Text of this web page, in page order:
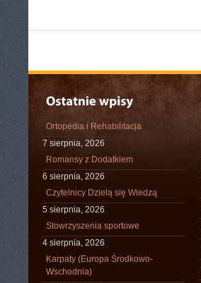
Ortopedia i Rehabilitacja
7 sierpnia, 2026
Romansy z Dodatkiem
6 sierpnia, 2026
Czytelnicy Dzielą się Wiedzą
5 sierpnia, 2026
Stowrzyszenia sportowe
4 sierpnia, 2026
Karpaty (Europa Środkowo-
Wschodnia)